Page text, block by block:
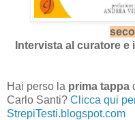
Intervista al curatore
Hai perso la prima tappa
Carlo Santi? Clicca qui
StrepiTesti.blogspot.com